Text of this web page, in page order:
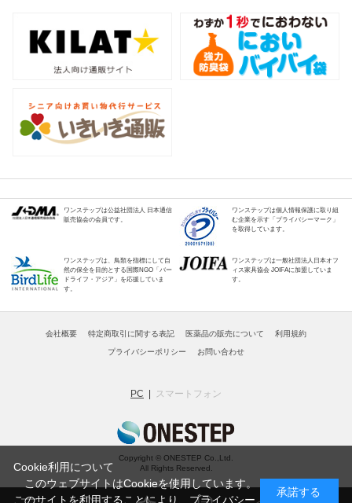
ワンステップは公益社団法人 日本通信
販売協会の会員です。
ワンステップは個人情報保護に取り組
む企業を示す「プライバシーマーク」
を取得しています。
ワンステップは、鳥類を指標にして自
然の保全を目的とする国際NGO「バー
ドライフ・アジア」を応援していま
す。
ワンステップは一般社団法人日本オフ
ィス家具協会 JOIFAに加盟していま
す。
会社概要 特定商取引に関する表記 医薬品の販売について 利用規約
プライバシーポリシー お問い合わせ
PC スマートフォン
Copyright © ONESTEP Co.,Ltd.
All Rights Reserved.
Cookie利用について
このウェブサイトはCookieを使用しています。
このサイトを利用することにより、 プライバシー
承諾する